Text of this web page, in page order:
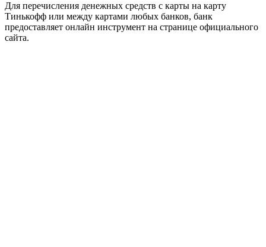
Для перечисления денежных средств с карты на карту
Тинькофф или между картами любых банков, банк
предоставляет онлайн инструмент на странице официального
сайта.